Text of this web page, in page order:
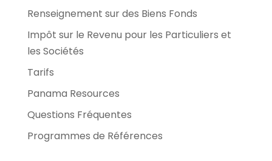
Renseignement sur des Biens Fonds
Impôt sur le Revenu pour les Particuliers et
les Sociétés
Tarifs
Panama Resources
Questions Fréquentes
Programmes de Références